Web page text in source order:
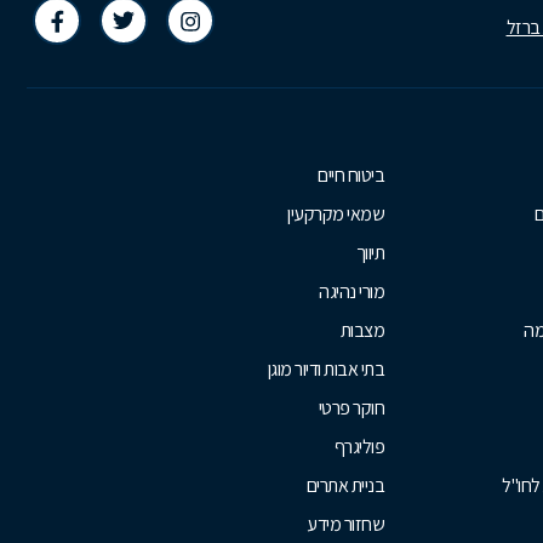
לחו"ל
ביטוח חיים
שמאי מקרקעין
תיווך
מורי נהיגה
מצבות
בתי אבות ודיור מוגן
חוקר פרטי
פוליגרף
בניית אתרים
שחזור מידע